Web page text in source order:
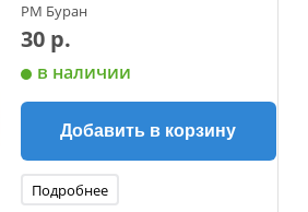
РМ Буран
30 р.
в наличии
Добавить в корзину
Подробнее